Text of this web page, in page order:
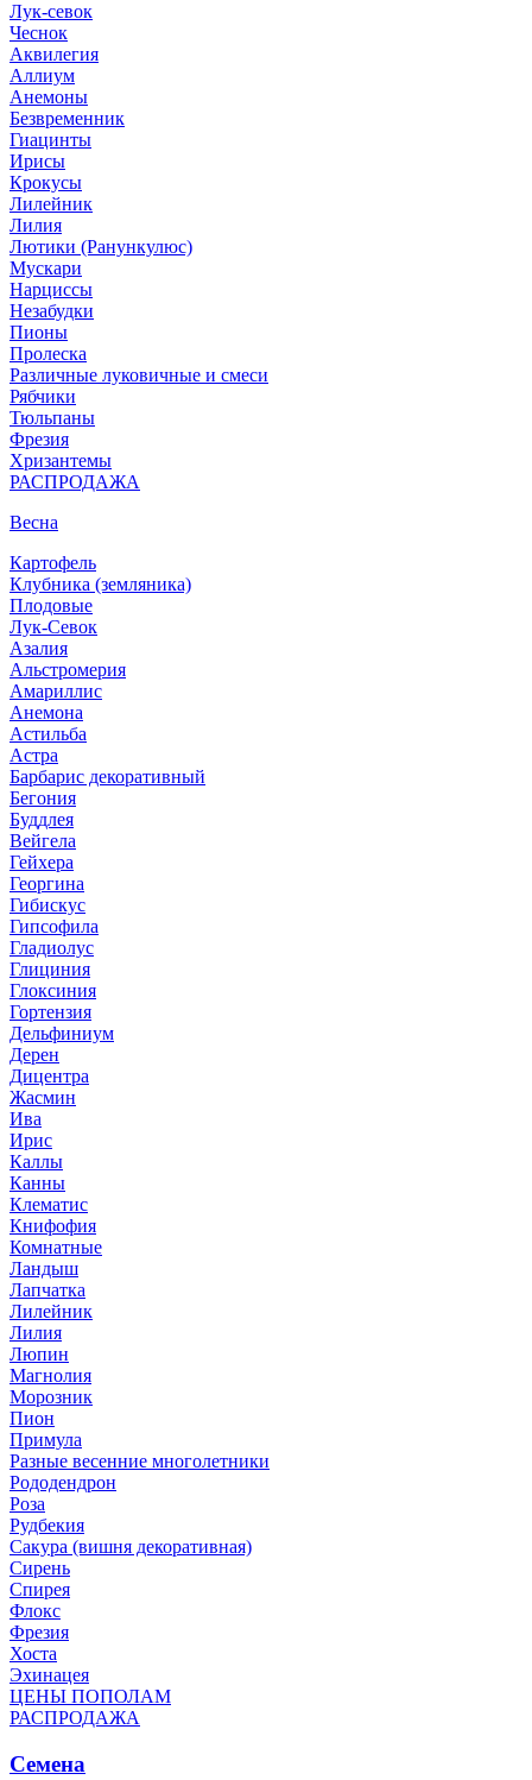
Лук-севок
Чеснок
Аквилегия
Аллиум
Анемоны
Безвременник
Гиацинты
Ирисы
Крокусы
Лилейник
Лилия
Лютики (Ранункулюс)
Мускари
Нарцисcы
Незабудки
Пионы
Пролеска
Различные луковичные и смеси
Рябчики
Тюльпаны
Фрезия
Хризантемы
РАСПРОДАЖА
Весна
Картофель
Клубника (земляника)
Плодовые
Лук-Севок
Азалия
Альстромерия
Амариллис
Анемона
Астильба
Астра
Барбарис декоративный
Бегония
Буддлея
Вейгела
Гейхера
Георгина
Гибискус
Гипсофила
Гладиолус
Глициния
Глоксиния
Гортензия
Дельфиниум
Дерен
Дицентра
Жасмин
Ива
Ирис
Каллы
Канны
Клематис
Книфофия
Комнатные
Ландыш
Лапчатка
Лилейник
Лилия
Люпин
Магнолия
Морозник
Пион
Примула
Разные весенние многолетники
Рододендрон
Роза
Рудбекия
Сакура (вишня декоративная)
Сирень
Спирея
Флокс
Фрезия
Хоста
Эхинацея
ЦЕНЫ ПОПОЛАМ
РАСПРОДАЖА
Семена